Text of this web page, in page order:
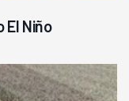
Niño